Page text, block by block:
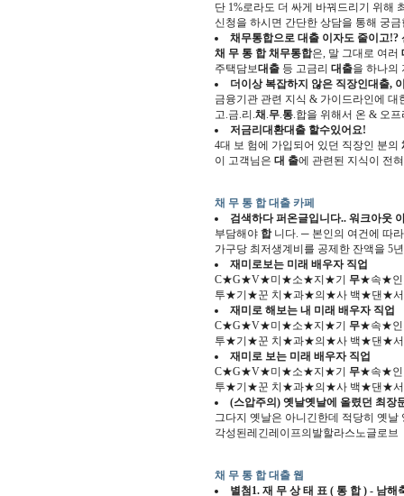
단 1%로라도 더 싸게 바꿔드리기 위해
신청을 하시면 간단한 상담을 통해 궁
채무통합으로 대출 이자도 줄이고!?
채 무 통 합 채무통합은, 말 그대로 여러
주택담보대출 등 고금리 대출을 하나의
더이상 복잡하지 않은 직장인대출,
금융기관 관련 지식 & 가이드라인에
고.금.리.채 .무.통.합을 위해서 온 & 오
저금리대환대출 할수있어요!
4대 보 험에 가입되어 있던 직장인 분의
이 고객님은 대 출에 관련된 지식이 전
채 무 통 합 대출 카페
검색하다 퍼온글입니다.. 워크아웃
부담해야 합니다. ─ 본인의 여건에 따
가구당 최저생계비를 공제한 잔액을 5
재미로보는 미래 배우자 직업
C★G★V★미★소★지★기 무★속★
투★기★꾼 치★과★의★사 백★댄★
재미로 해보는 내 미래 배우자 직업
C★G★V★미★소★지★기 무★속★
투★기★꾼 치★과★의★사 백★댄★
재미로 보는 미래 배우자 직업
C★G★V★미★소★지★기 무★속★
투★기★꾼 치★과★의★사 백★댄★
(스압주의) 옛날옛날에 올렸던 최장
그다지 옛날은 아니긴한데 적당히 옛
각성된레긴레이프의발할라스노글로
채 무 통 합 대출 웹
별첨1. 재 무 상 태 표 ( 통 합) - 남해